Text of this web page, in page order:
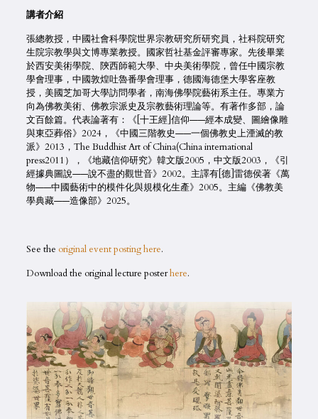
講者介紹
張總教授，中國社會科學院世界宗教研究所研究員，社科院研究
生院宗教學與文博專業教授。國家哲社基金評審專家。先後畢業
於西安美術學院、陝西師範大學、中央美術學院，曾任中國宗教
學會理事，中國敦煌吐魯番學會理事，德國海德堡大學客座教
授，美國芝加哥大學訪問學者，南海佛學院藝術系主任。專業方
向為佛教美術、佛教宗派史及宗教藝術理論等。有著作多部，論
文百餘篇。代表論著有：《[十王經]信仰——經本成變、圖繪像雕
與東亞葬俗》2024，《中國三階教史——一個佛教史上湮滅的教
派》2013，The Buddhist Art of China(China international
press2011），《地藏信仰研究》韓文版2005，中文版2003，《引
經據典圖說——說不盡的觀世音》2002。主譯有[德]雷德侯著《萬
物——中國藝術中的模件化與規模化生產》2005。主編《佛教美
學典藏——造像部》2025。
See the original event posting here.
Download the original lecture posterhere.